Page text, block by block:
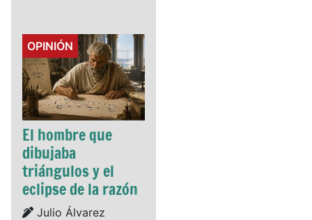
Details
OPINIÓN
El hombre que
dibujaba
triángulos y el
eclipse de la razón
Details
Julio Álvarez